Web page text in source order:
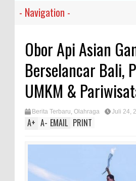
Obor Api Asian
Berselancar Bali,
UMKM &
Berita Terbaru, Olahraga Juli 24,
A+ A- EMAIL PRINT